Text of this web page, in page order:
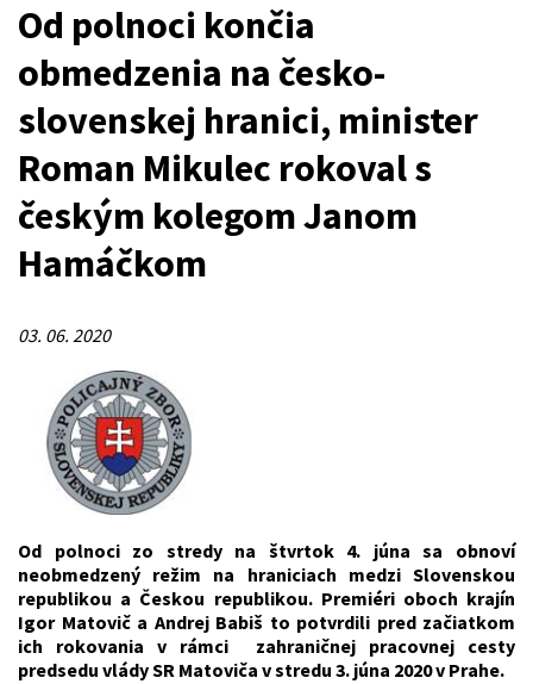
Od polnoci končia
obmedzenia na česko-
slovenskej hranici, minister
Roman Mikulec rokoval s
českým kolegom Janom
Hamáčkom
03. 06. 2020
Od polnoci zo stredy na štvrtok 4. júna sa obnoví
neobmedzený režim na hraniciach medzi Slovenskou
republikou a Českou republikou. Premiéri oboch krajín
Igor Matovič a Andrej Babiš to potvrdili pred začiatkom
ich rokovania v rámci zahraničnej pracovnej cesty
predsedu vlády SR Matoviča v stredu 3. júna 2020 v Prahe.